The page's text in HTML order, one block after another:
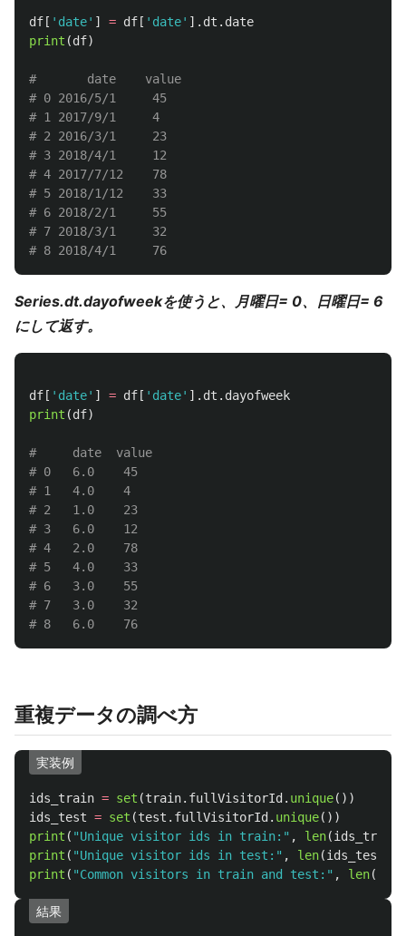
df [ ' date' ] = df [ ' date' ]. dt . date
print (df)
#       date	value
# 0 2016/5/1	 45
# 1 2017/9/1 	 4
# 2 2016/3/1 	 23
# 3 2018/4/1 	 12
# 4 2017/7/12 	 78
# 5 2018/1/12 	 33
# 6 2018/2/1 	 55
# 7 2018/3/1 	 32
Series.dt.dayofweekを使うと、月曜日= 0、日曜日= 6
にして返す。
df [ ' date' ] = df [ ' date' ]. dt . dayofweek
print (df)
#     date	value
# 0   6.0	 45
# 1   4.0 	 4
# 2   1.0	 23
# 3   6.0 	 12
# 4   2.0 	 78
# 5   4.0 	 33
# 6   3.0 	 55
# 7   3.0 	 32
重複データの調べ方
実装例
ids_train = set (train. fullVisitorId . unique())
ids_test = set (test . fullVisitorId . unique())
print ( "Unique visitor ids in train: " , len(ids_train
print ( "Unique visitor ids in test: " , len(ids_test
print ( "Common visitors in train and test: " , len(
結果